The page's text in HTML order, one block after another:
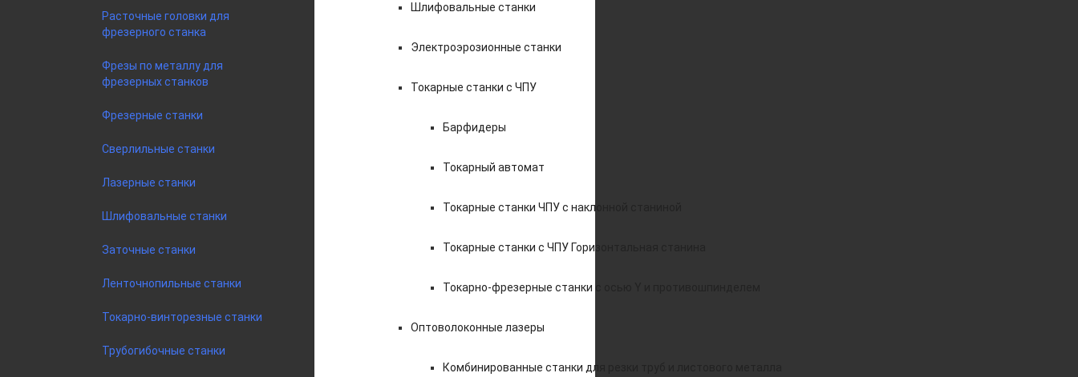
Расточные головки для
фрезерного станка
Фрезы по металлу для
фрезерных станков
Фрезерные станки
Сверлильные станки
Лазерные станки
Шлифовальные станки
Заточные станки
Ленточнопильные станки
Токарно-винторезные станки
Трубогибочные станки
Шлифовальные станки
Электроэрозионные станки
Токарные станки с ЧПУ
Барфидеры
Токарный автомат
Токарные станки ЧПУ c наклонной станиной
Токарные станки с ЧПУ Горизонтальная станина
Токарно-фрезерные станки с осью Y и противошпинделем
Оптоволоконные лазеры
Комбинированные станки для резки труб и листового металла